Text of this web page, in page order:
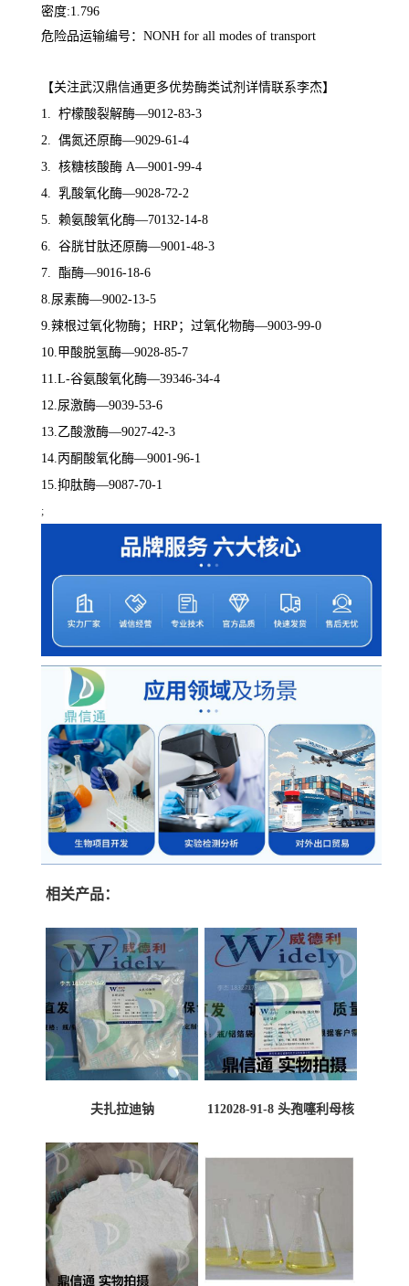
密度:1.796
危险品运输编号：NONH for all modes of transport
【关注武汉鼎信通更多优势酶类试剂详情联系李杰】
1. 柠檬酸裂解酶—9012-83-3
2. 偶氮还原酶—9029-61-4
3. 核糖核酸酶 A—9001-99-4
4. 乳酸氧化酶—9028-72-2
5. 赖氨酸氧化酶—70132-14-8
6. 谷胱甘肽还原酶—9001-48-3
7. 酯酶—9016-18-6
8.尿素酶—9002-13-5
9.辣根过氧化物酶；HRP；过氧化物酶—9003-99-0
10.甲酸脱氢酶—9028-85-7
11.L-谷氨酸氧化酶—39346-34-4
12.尿激酶—9039-53-6
13.乙酸激酶—9027-42-3
14.丙酮酸氧化酶—9001-96-1
15.抑肽酶—9087-70-1
;
相关产品：
夫扎拉迪钠
112028-91-8 头孢噻利母核